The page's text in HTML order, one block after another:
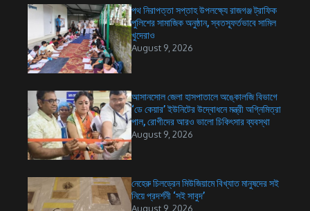
পথ নিরাপত্তা সপ্তাহ উপলক্ষ্যে রাজগঞ্জ ট্রাফিক
পুলিশের সামাজিক অনুষ্ঠান, স্বতস্ফূর্তভাবে সামিল
খুদেরাও
August 9, 2026
আসানসোল জেলা হাসপাতালে অঙ্কোলজি বিভাগে
‘ডে কেয়ার’ ইউনিটের উদ্বোধনে মন্ত্রী অগ্নিমিত্রা
পাল, রোগীদের আরও ভালো চিকিৎসার ব্যবস্থা
August 9, 2026
নেহেরু চিলড্রেন মিউজিয়ামে বিখ্যাত মানুষদের সই
নিয়ে প্রদর্শনী ‘সই সাবুদ’
August 9, 2026